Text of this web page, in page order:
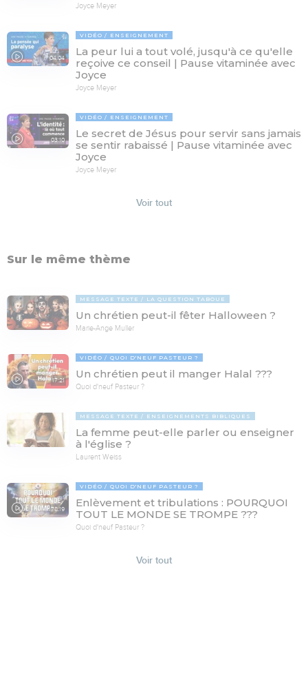
Joyce Meyer
04:04
VIDÉO ENSEIGNEMENT
La peur lui a tout volé, jusqu'à ce qu'elle
reçoive ce conseil | Pause vitaminée avec
Joyce
Joyce Meyer
03:10
VIDÉO ENSEIGNEMENT
Le secret de Jésus pour servir sans jamais
se sentir rabaissé | Pause vitaminée avec
Joyce
Joyce Meyer
Voir tout
Sur le même thème
MESSAGE TEXTE LA QUESTION TABOUE
Un chrétien peut-il fêter Halloween ?
Marie-Ange Muller
17:21
VIDÉO QUOI D'NEUF PASTEUR ?
Un chrétien peut il manger Halal ???
Quoi d'neuf Pasteur ?
MESSAGE TEXTE ENSEIGNEMENTS BIBLIQUES
La femme peut-elle parler ou enseigner
à l'église ?
Laurent Weiss
78:19
VIDÉO QUOI D'NEUF PASTEUR ?
Enlèvement et tribulations : POURQUOI
TOUT LE MONDE SE TROMPE ???
Quoi d'neuf Pasteur ?
Voir tout